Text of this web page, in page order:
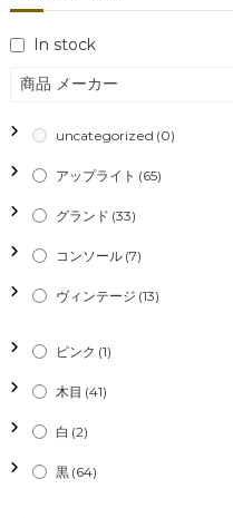
ナ
ビ
ゲ
ー
シ
ョ
In stock
商品 メーカー
uncategorized (0)
アップライト (65)
グランド (33)
コンソール (7)
ヴィンテージ (13)
ピンク (1)
木目 (41)
白 (2)
黒 (64)